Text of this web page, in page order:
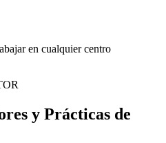
en cualquier centro
y Prácticas de